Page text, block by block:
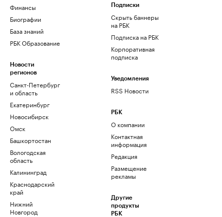
Финансы
Биографии
База знаний
РБК Образование
Новости
регионов
Санкт-Петербург
и область
Екатеринбург
Новосибирск
Омск
Башкортостан
Вологодская
область
Калининград
Краснодарский
край
Нижний
Новгород
Подписки
Скрыть баннеры
на РБК
Подписка на РБК
Корпоративная
подписка
Уведомления
RSS Новости
РБК
О компании
Контактная
информация
Редакция
Размещение
рекламы
Другие
продукты
РБК